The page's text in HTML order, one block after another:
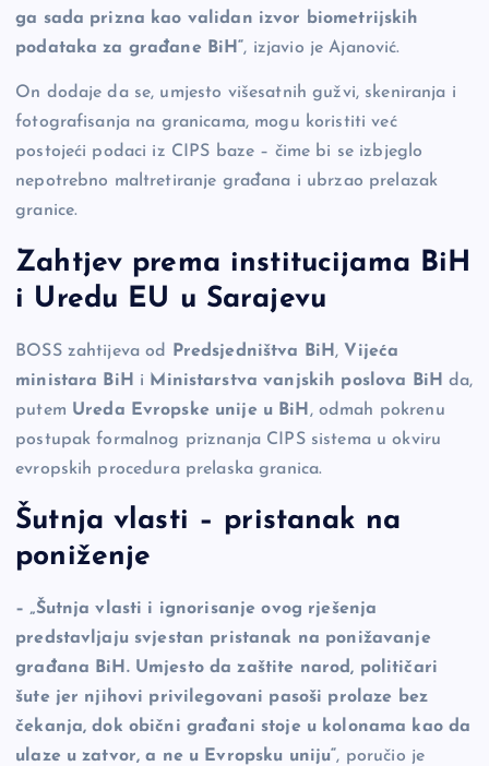
ga sada prizna kao validan izvor biometrijskih
podataka za građane BiH“, izjavio je Ajanović.
On dodaje da se, umjesto višesatnih gužvi, skeniranja i
fotografisanja na granicama, mogu koristiti već
postojeći podaci iz CIPS baze – čime bi se izbjeglo
nepotrebno maltretiranje građana i ubrzao prelazak
granice.
Zahtjev prema institucijama BiH
i Uredu EU u Sarajevu
BOSS zahtijeva od Predsjedništva BiH , Vijeća
ministara BiH
i Ministarstva vanjskih poslova BiH da,
putem Ureda Evropske unije u BiH , odmah pokrenu
postupak formalnog priznanja CIPS sistema u okviru
evropskih procedura prelaska granica.
Šutnja vlasti – pristanak na
poniženje
– „Šutnja vlasti i ignorisanje ovog rješenja
predstavljaju svjestan pristanak na ponižavanje
građana BiH. Umjesto da zaštite narod, političari
šute jer njihovi privilegovani pasoši prolaze bez
čekanja, dok obični građani stoje u kolonama kao da
ulaze u zatvor, a ne u Evropsku uniju“, poručio je